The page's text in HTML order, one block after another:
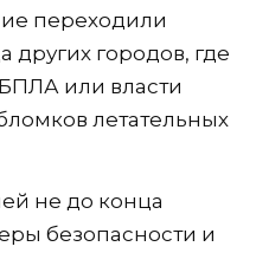
переходили
городов, где
или власти
летательных
не до конца
безопасности и